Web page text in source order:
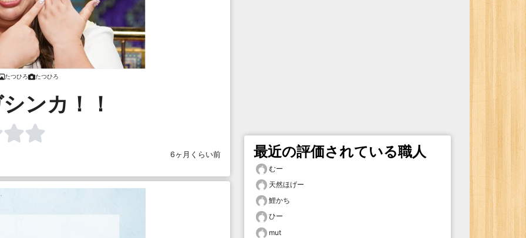
たつひろ たつひろ
ンカ！！
6ヶ月くらい前 最近の評価されている職人
むー
天然ほげー
鯉かち
ひー
mut